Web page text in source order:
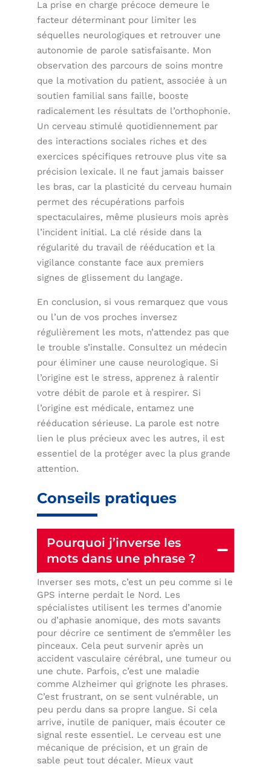
La prise en charge précoce demeure le
facteur déterminant pour limiter les
séquelles neurologiques et retrouver une
autonomie de parole satisfaisante. Mon
observation des parcours de soins montre
que la motivation du patient, associée à un
soutien familial sans faille, booste
radicalement les résultats de l’orthophonie.
Un cerveau stimulé quotidiennement par
des interactions sociales riches et des
exercices spécifiques retrouve plus vite sa
précision lexicale. Il ne faut jamais baisser
les bras, car la plasticité du cerveau humain
permet des récupérations parfois
spectaculaires, même plusieurs mois après
l’incident initial. La clé réside dans la
régularité du travail de rééducation et la
vigilance constante face aux premiers
signes de glissement du langage.
En conclusion, si vous remarquez que vous
ou l’un de vos proches inversez
régulièrement les mots, n’attendez pas que
le trouble s’installe. Consultez un médecin
pour éliminer une cause neurologique. Si
l’origine est le stress, apprenez à ralentir
votre débit de parole et à respirer. Si
l’origine est médicale, entamez une
rééducation sérieuse. La parole est notre
lien le plus précieux avec les autres, il est
essentiel de la protéger avec la plus grande
attention.
Conseils pratiques
Pourquoi j’inverse les
mots dans une phrase ?
Inverser ses mots, c’est un peu comme si le
GPS interne perdait le Nord. Les
spécialistes utilisent les termes d’anomie
ou d’aphasie anomique, des mots savants
pour décrire ce sentiment de s’emmêler les
pinceaux. Cela peut survenir après un
accident vasculaire cérébral, une tumeur ou
une chute. Parfois, c’est une maladie
comme Alzheimer qui grignote les phrases.
C’est frustrant, on se sent vulnérable, un
peu perdu dans sa propre langue. Si cela
arrive, inutile de paniquer, mais écouter ce
signal reste essentiel. Le cerveau est une
mécanique de précision, et un grain de
sable peut tout décaler. Mieux vaut